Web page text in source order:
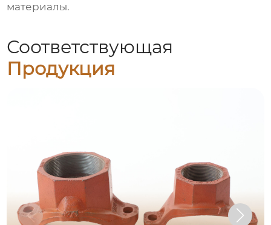
материалы.
Соответствующая
Продукция